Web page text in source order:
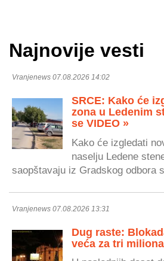
Najnovije vesti
Vranjenews 07.08.2026 14:02
SRCE: Kako će
zona u Ledenim
se VIDEO »
Kako će izgledati
naselju Ledene
saopštavaju iz Gradskog odbora
Vranjenews 07.08.2026 13:31
Dug raste:
veća za tri